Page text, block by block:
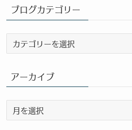
ブログカテゴリー
ロ
カ
テ
ゴ
リ
ー
アーカイブ
ー